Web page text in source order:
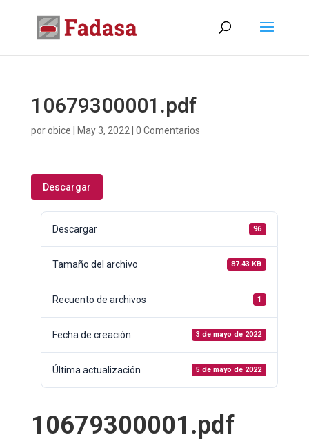
10679300001.pdf
porobice May 3, 2022 0 Comentarios
Descargar
Descargar 96
Tamaño del archivo 87.43 KB
Recuento de archivos 1
Fecha de creación 3 de mayo de 2022
Última actualización 5 de mayo de 2022
10679300001.pdf